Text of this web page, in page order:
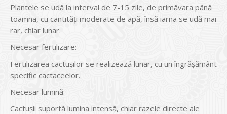
Plantele se udă la interval de 7-15 zile, de primăvara până
toamna, cu cantități moderate de apă, însă iarna se udă mai
rar, chiar lunar.
Necesar fertilizare:
Fertilizarea cactușilor se realizează lunar, cu un îngrășământ
specific cactaceelor.
Necesar lumină:
Cactușii suportă lumina intensă, chiar razele directe ale